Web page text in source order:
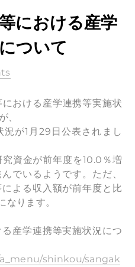
における産学
ついて
おける産学連携等実施状
、
が1月29日公表されまし
資金が前年度を10.0％増
でいるようです。ただ、
よる収入額が前年度と比
なります。
産学連携等実施状況につ
shinkou/sangak